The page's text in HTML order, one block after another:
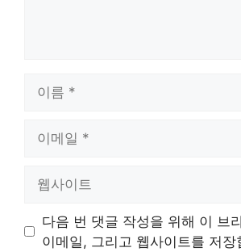
트
다음 번 댓글 작성을 위해 이 브
이메일, 그리고 웹사이트를 저장